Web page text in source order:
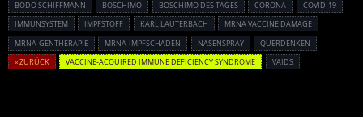
BODO SCHIFFMANN BOSCHIMO BOSCHIMO DES TAGES CORONA
COVID-19
IMMUNSYSTEM
IMPFSTOFF KARL LAUTERBACH
MRNA VACCINE DAMAGE
MRNA-GENTHERAPIE
MRNA-IMPFSCHADEN NASENSPRAY
QUERDENKEN
« ZURÜCK
VACCINE-ACQUIRED IMMUNE DEFICIENCY SYNDROME VAIDS